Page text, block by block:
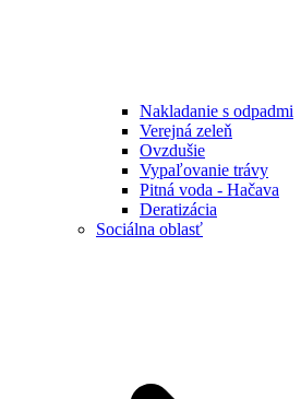
Nakladanie s odpadmi
Verejná zeleň
Ovzdušie
Vypaľovanie trávy
Pitná voda - Hačava
Deratizácia
Sociálna oblasť